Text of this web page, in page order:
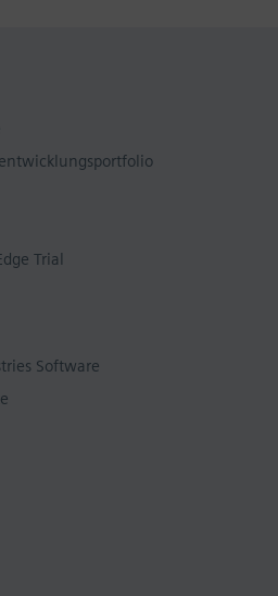
Trial
Software